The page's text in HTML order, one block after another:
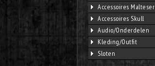
Accessoires Malteser
Accessoires Skull
Audio/Onderdelen
Kleding/Outfit
Sloten